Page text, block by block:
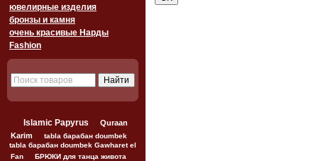
ювелирные изделия
бронзы и камня
очень красивые Нарды
Fashion
Islamic Papyrus
Quraan
Karim
tabla барабан doumbek
tabla барабан doumbek Gawharet el
Fan
БРЮКИ для танца живота